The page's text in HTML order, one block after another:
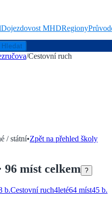
Dojezdovost MHDRegiony
Hledat
/Cestovní ruch
/ státní•Zpět na přehled školy
96 míst celkem ?
b.Cestovní ruch4leté64 míst45 b.